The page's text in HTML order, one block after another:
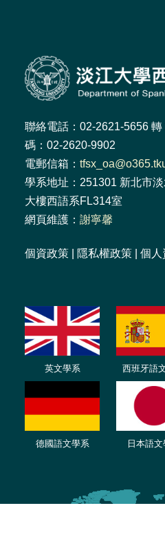
聯絡電話：02-2621-5656
碼：02-2620-9902
電郵信箱：
學系地址：251301 新北市
大樓西語系FL314室
網頁維護： 謝寧馨
個資政策 隱私權政策 個人
英文學系 西班牙語
德國語文學系 日本語文